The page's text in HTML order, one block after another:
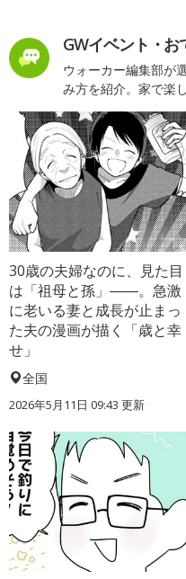
GWイベント・お
ウォーカー編集部が
み方を紹介。家で楽
30歳の夫婦なのに、見た目
は「祖母と孫」――。急激
に老いる妻と成長が止まっ
た夫の漫画が描く「歳と幸
せ」
全国
2026年5月11日 09:43 更新